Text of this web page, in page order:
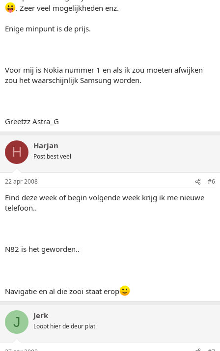
. Zeer veel mogelijkheden enz.
Enige minpunt is de prijs.
Voor mij is Nokia nummer 1 en als ik zou moeten afwijken
zou het waarschijnlijk Samsung worden.
Greetzz Astra_G
H Harjan
Post best veel
22 apr 2008 #6
Eind deze week of begin volgende week krijg ik me nieuwe
telefoon..
N82 is het geworden..
Navigatie en al die zooi staat erop
J Jerk
Loopt hier de deur plat